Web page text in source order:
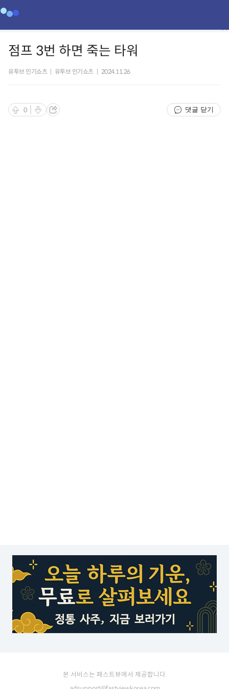
점프 3번 하면 죽는 타워
유투브 인기쇼츠 유투브 인기쇼츠 2024.11.26
0 댓글 닫기
본 서비스는 패스트뷰에서 제공합니다.